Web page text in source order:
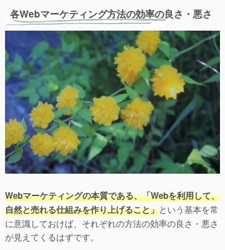
各Webマーケティング方法の効率の良さ・悪さ
Webマーケティングの本質である、「Webを利用して、
自然と売れる仕組みを作り上げること」という基本を常
に意識しておけば、それぞれの方法の効率の良さ・悪さ
が見えてくるはずです。